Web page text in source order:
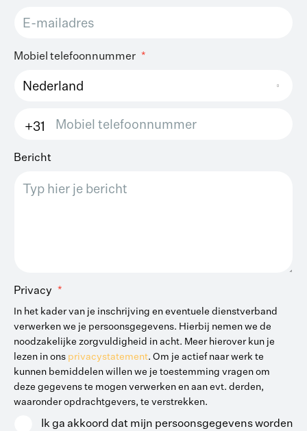
Mobiel telefoonnummer
Nederland
+31
Bericht
Privacy
In het kader van je inschrijving en eventuele dienstverband
verwerken we je persoonsgegevens. Hierbij nemen we de
noodzakelijke zorgvuldigheid in acht. Meer hierover kun je
lezen in ons privacystatement. Om je actief naar werk te
kunnen bemiddelen willen we je toestemming vragen om
deze gegevens te mogen verwerken en aan evt. derden,
waaronder opdrachtgevers, te verstrekken.
Ik ga akkoord dat mijn persoonsgegevens worden